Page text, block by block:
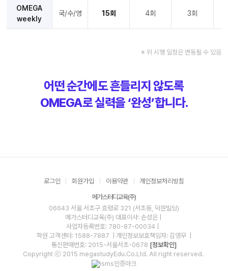
OMEGA
weekly
국/수/영 15회 4회 3회
※ 위 시행 일정은 변동될 수 있음
어떤 순간에도 흔들리지 않도록
OMEGA로 실력을 ‘완성’합니다.
로그인 회원가입 이용약관 개인정보처리방침
메가스터디교육(주)
06643 서울 서초구 효령로 321 (서초동, 덕원빌딩)
메가스터디교육(주) 대표이사: 손성은 |
사업자등록번호: 780-87-00034
학원 고객센터: 1588-7887
| 개인정보보호책임자: 김영무
통신판매번호: 2015-서울서초-0678 [정보확인]
Copyright ⓒ 2015 megastudyEdu.Co.Ltd. All right reserved.